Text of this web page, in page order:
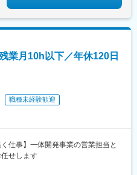
業月10h以下／年休120日
職種未経験歓迎
仕事】一体開発事業の営業担当と
せします